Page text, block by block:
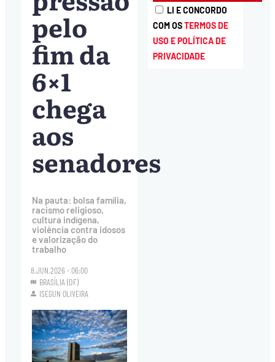
pelo
fim da
6×1
chega
aos
senadores
Na pauta: bolsa família,
racismo religioso,
cultura indígena,
violência contra idosos
e valorização do
trabalho
8.JUN.2026 - 06:00
BRASÍLIA (DF)
ISEGUN OLIVEIRA
LI E CONCORDO
COM OSTERMOS DE
USO E POLÍTICA DE
PRIVACIDADE